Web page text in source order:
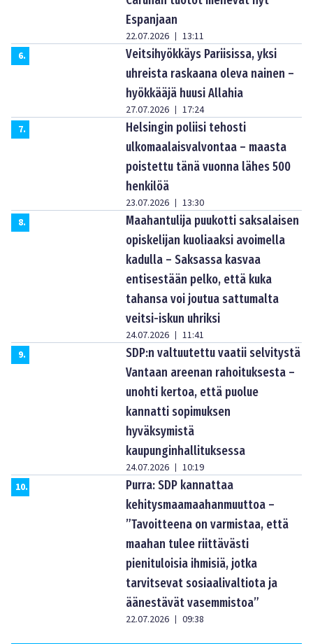
Espanjaan
22.07.2026 | 13:11
6.
Veitsihyökkäys Pariisissa, yksi
uhreista raskaana oleva nainen –
hyökkääjä huusi Allahia
27.07.2026 | 17:24
7.
Helsingin poliisi tehosti
ulkomaalaisvalvontaa – maasta
poistettu tänä vuonna lähes 500
henkilöä
23.07.2026 | 13:30
8.
Maahantulija puukotti saksalaisen
opiskelijan kuoliaaksi avoimella
kadulla – Saksassa kasvaa
entisestään pelko, että kuka
tahansa voi joutua sattumalta
veitsi-iskun uhriksi
24.07.2026 | 11:41
9.
SDP:n valtuutettu vaatii selvitystä
Vantaan areenan rahoituksesta –
unohti kertoa, että puolue
kannatti sopimuksen
hyväksymistä
kaupunginhallituksessa
24.07.2026 | 10:19
10.
Purra: SDP kannattaa
kehitysmaamaahanmuuttoa –
”Tavoitteena on varmistaa, että
maahan tulee riittävästi
pienituloisia ihmisiä, jotka
tarvitsevat sosiaalivaltiota ja
äänestävät vasemmistoa”
22.07.2026 | 09:38